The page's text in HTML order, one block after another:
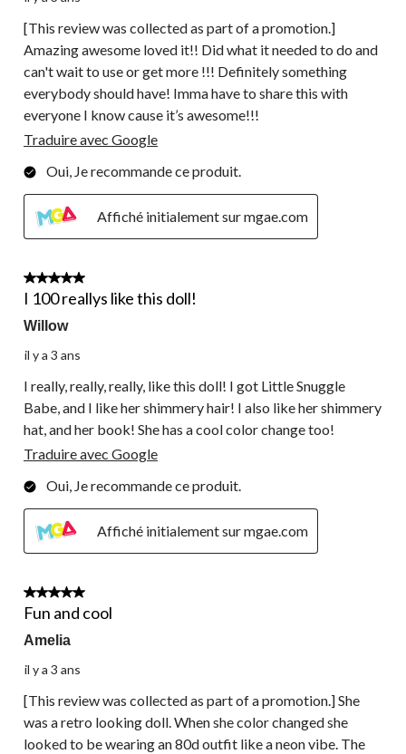
[This review was collected as part of a promotion.]
Amazing awesome loved it!! Did what it needed to do and
can't wait to use or get more !!! Definitely something
everybody should have! Imma have to share this with
everyone I know cause it’s awesome!!!
Traduire avec Google
Oui, Je recommande ce produit.
Affiché initialement sur mgae.com
5 étoile(s) sur 5.
I 100 reallys like this doll!
Willow
il y a 3 ans
I really, really, really, like this doll! I got Little Snuggle
Babe, and I like her shimmery hair! I also like her shimmery
hat, and her book! She has a cool color change too!
Traduire avec Google
Oui, Je recommande ce produit.
Affiché initialement sur mgae.com
5 étoile(s) sur 5.
Fun and cool
Amelia
il y a 3 ans
[This review was collected as part of a promotion.] She
was a retro looking doll. When she color changed she
looked to be wearing an 80d outfit like a neon vibe. The